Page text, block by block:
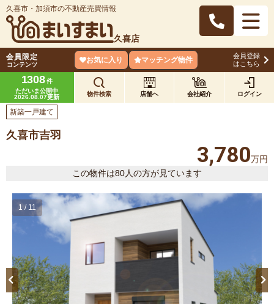
久喜市・加須市の不動産売買情報
久喜店
会員限定
コンテンツ
お気に入り マッチング物件
会員登録
はこちら
1308 件
ただいま公開中
2026.08.07更新
物件検索 店舗へ 会社紹介 ログイン
新築一戸建て
久喜市吉羽
3,780万円
この物件は80人の方が見ています
1 / 11